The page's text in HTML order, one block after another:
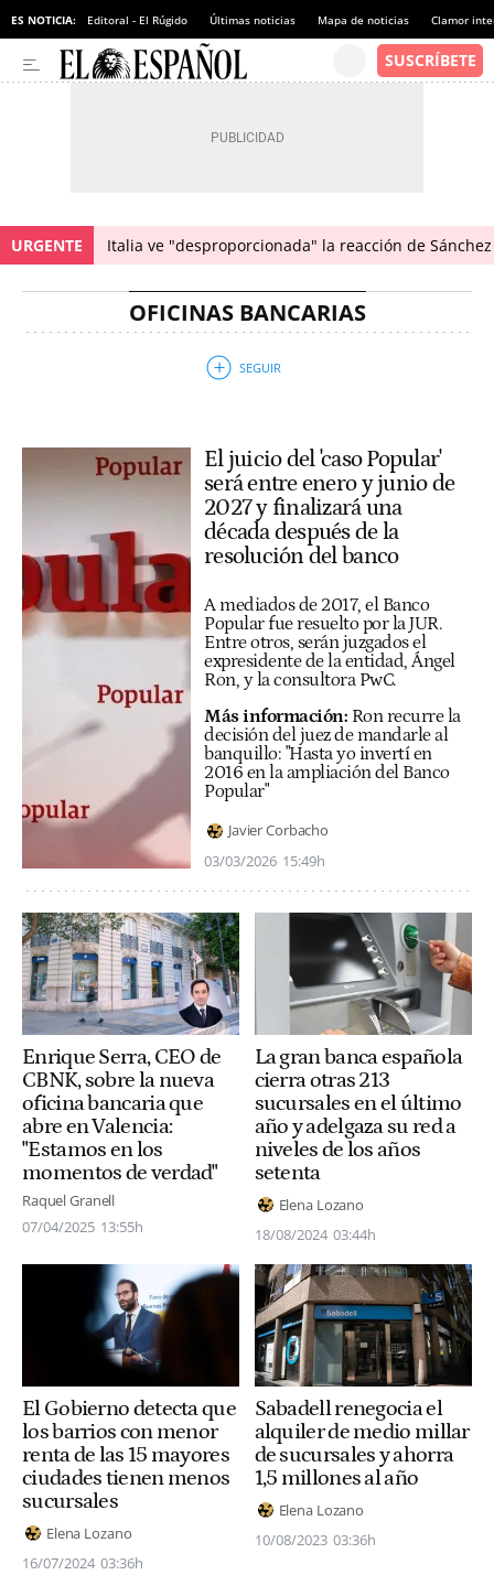
ES NOTICIA: Editoral - El Rúgido Últimas noticias Mapa de noticias Clamor
URGENTE Italia ve "desproporcionada" la reacción de
OFICINAS BANCARIAS
El juicio del 'caso Popular'
será entre enero y junio de
2027 y finalizará una
década después de la
resolución del banco
A mediados de 2017, el Banco
Popular fue resuelto por la JUR.
Entre otros, serán juzgados el
expresidente de la entidad, Ángel
Ron, y la consultora PwC.
Más información: Ron recurre la
decisión del juez de mandarle al
banquillo: "Hasta yo invertí en
2016 en la ampliación del Banco
Popular"
Javier Corbacho
03/03/2026 15:49h
Enrique Serra, CEO de
CBNK, sobre la nueva
oficina bancaria que
abre en Valencia:
"Estamos en los
momentos de verdad"
Raquel Granell
07/04/2025 13:55h
La gran banca española
cierra otras 213
sucursales en el último
año y adelgaza su red a
niveles de los años
setenta
Elena Lozano
18/08/2024 03:44h
El Gobierno detecta que
los barrios con menor
renta de las 15 mayores
ciudades tienen menos
sucursales
Elena Lozano
16/07/2024 03:36h
Sabadell renegocia el
alquiler de medio millar
de sucursales y ahorra
1,5 millones al año
Elena Lozano
10/08/2023 03:36h